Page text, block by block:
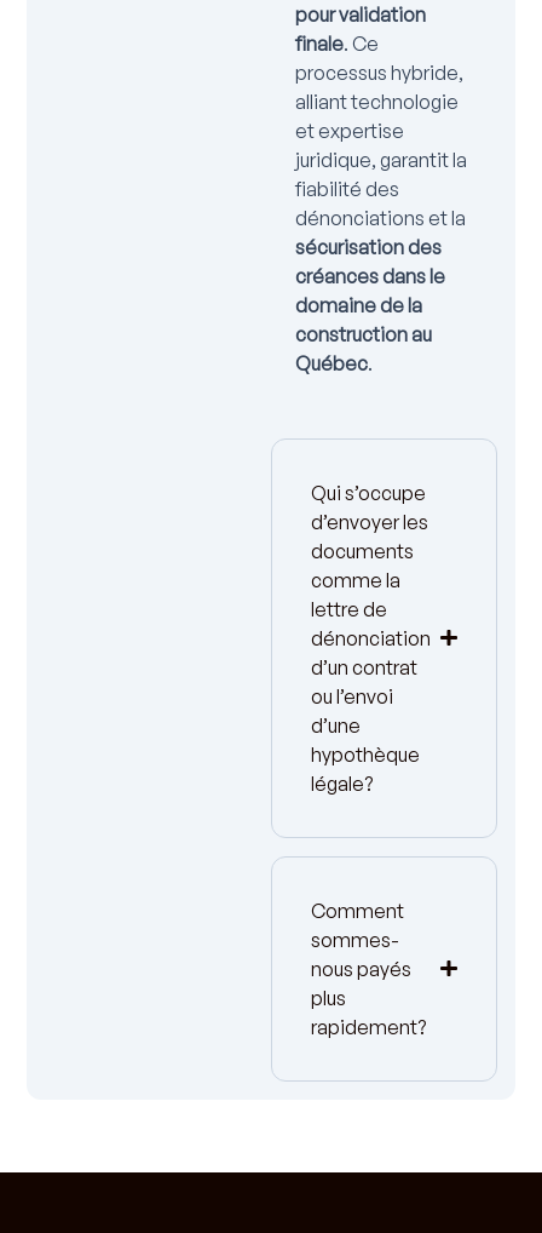
pour validation
finale. Ce
processus hybride,
alliant technologie
et expertise
juridique, garantit la
fiabilité des
dénonciations et la
sécurisation des
créances dans le
domaine de la
construction au
Québec.
Qui s’occupe
d’envoyer les
documents
comme la
lettre de
dénonciation
d’un contrat
ou l’envoi
d’une
hypothèque
légale?
Comment
sommes-
nous payés
plus
rapidement?